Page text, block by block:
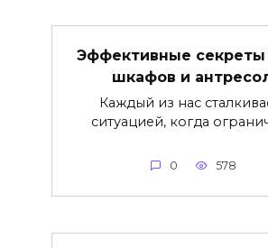
Эффективные секреты
шкафов и
Каждый из нас
ситуацией, когда
0 578